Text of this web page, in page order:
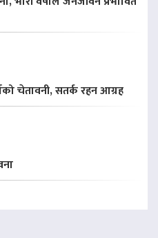
चेतावनी, सतर्क रहन आग्रह